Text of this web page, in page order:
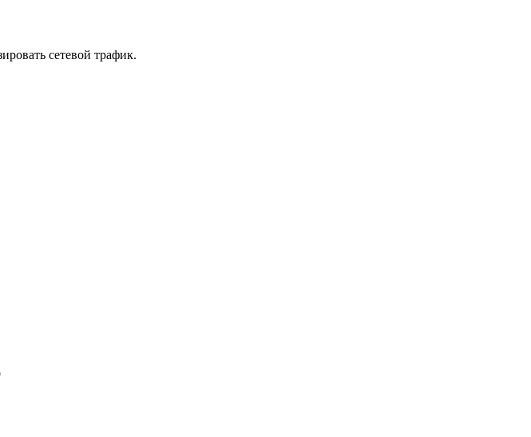
сетевой трафик.